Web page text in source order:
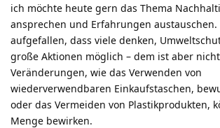
ich möchte heute gern das Thema
ansprechen und Erfahrungen
aufgefallen, dass viele denken,
große Aktionen möglich – dem ist aber
Veränderungen, wie das Verwenden von
wiederverwendbaren Einkaufstaschen,
oder das Vermeiden von Plastikprodukten,
Menge bewirken.